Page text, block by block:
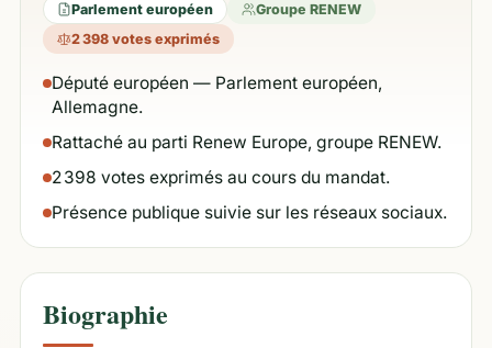
Parlement européen
Groupe RENEW
2 398 votes exprimés
Député européen — Parlement européen,
Allemagne.
Rattaché au parti Renew Europe, groupe RENEW.
2 398 votes exprimés au cours du mandat.
Présence publique suivie sur les réseaux sociaux.
Biographie